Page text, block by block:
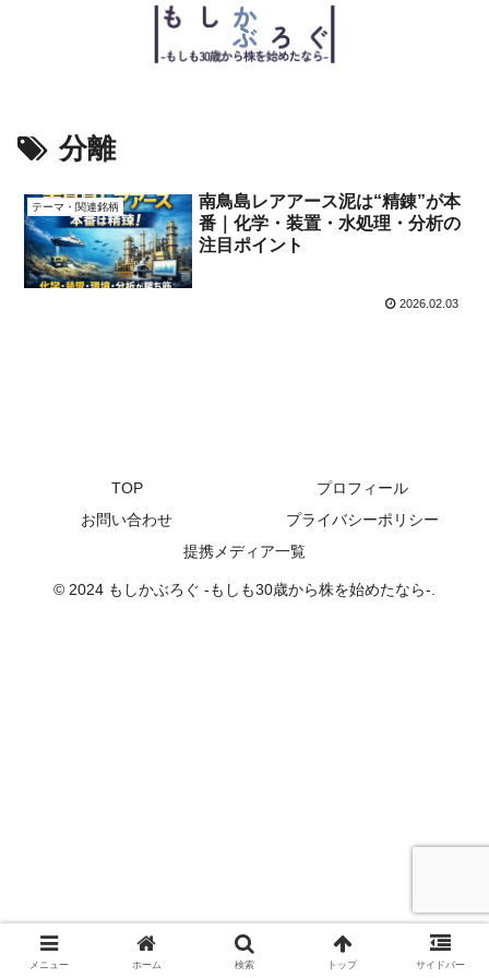
分離
テーマ・関連銘柄
南鳥島レアアース泥は“精錬”が本
番｜化学・装置・水処理・分析の
注目ポイント
2026.02.03
TOP
プロフィール
お問い合わせ
プライバシーポリシー
提携メディア一覧
© 2024 もしかぶろぐ -もしも30歳から株を始めたなら-.
メニュー ホーム 検索 トップ サイドバー